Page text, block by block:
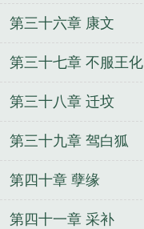
第三十六章 康文
第三十七章 不服王化
第三十八章 迁坟
第三十九章 驾白狐
第四十章 孽缘
第四十一章 采补